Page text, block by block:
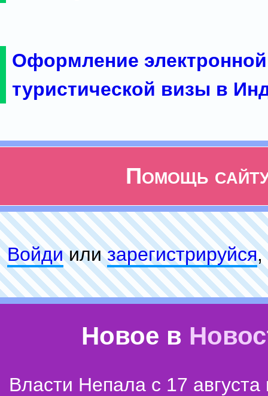
Оформление электронной
туристической визы в
Помощь
Войдиилизарeгиcтpируйся,
Новое в
Власти Непала с 17 августа